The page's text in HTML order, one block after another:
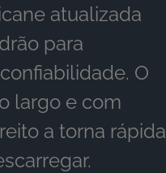
atualizada
para
O
largo e com
a torna rápida